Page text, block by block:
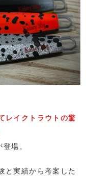
レイクトラウトの驚
場。
と実績から考案した